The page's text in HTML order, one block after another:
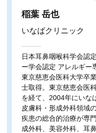
稲葉 岳也
いなばクリニック
日本耳鼻咽喉科学会認
ー学会認定 アレルギー
東京慈恵会医科大学卒
士取得。東京慈恵会医
を経て、2004年にいな
皮膚科・形成外科領域
疾患の総合的治療が専
成外科、美容外科、耳